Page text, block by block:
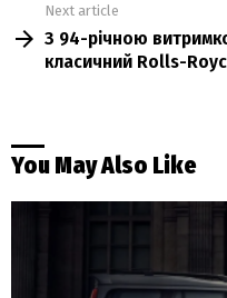
Next article
З 94-річною
класичний Rolls-
You May Also Like